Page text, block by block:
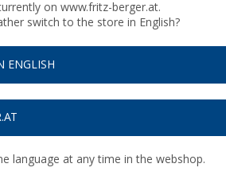
Bis
on www.fritz-berger.at.
switch to the store in English?
ENGLISH
language at any time in the webshop.